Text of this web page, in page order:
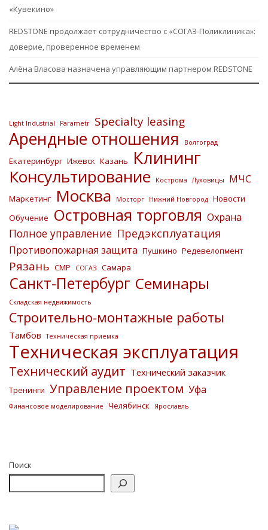
«Кувекино»
REDSTONE продолжает сотрудничество с «СОГАЗ-Поликлиника»:
доверие, проверенное временем
Алёна Власова назначена управляющим партнером REDSTONE
Light Industrial Parametr Specialty leasing
Арендные отношения Волгоград
Екатеринбург Ижевск Казань Клининг
Консультирование Кострома Луховицы МЧС
Маркетинг Москва Мосторг Нижний Новгород Новости
Обучение
Островная торговля Охрана
Полное управление Предэксплуатация
Противопожарная защита Пушкино Редевелопмент
Рязань СМР СОГАЗ Самара
Санкт-Петербург Семинары
Складская недвижимость
Строительно-монтажные работы
Тамбов Техническая приемка
Техническая эксплуатация
Технический аудит Технический заказчик
Тренинги Управление проектом Уфа
Финансовое моделирование Челябинск Ярославль
Поиск